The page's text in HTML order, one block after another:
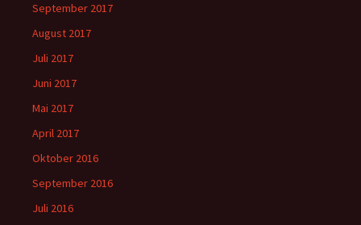
September 2017
August 2017
Juli 2017
Juni 2017
Mai 2017
April 2017
Oktober 2016
September 2016
Juli 2016